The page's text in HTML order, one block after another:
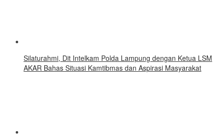
Silaturahmi, Dit Intelkam Polda Lampung dengan Ketua LSM
AKAR Bahas Situasi Kamtibmas dan Aspirasi Masyarakat